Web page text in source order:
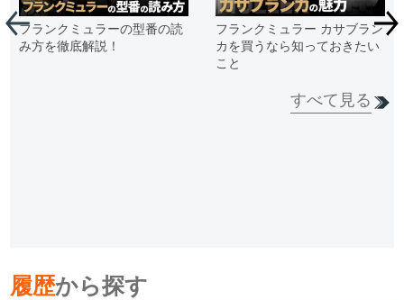
フランクミュラーの型番の読
み方を徹底解説！
フランクミュラー カサブラン
カを買うなら知っておきたい
こと
すべて見る
履歴から探す